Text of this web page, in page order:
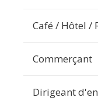
Café / Hôtel /
Commerçant
Dirigeant